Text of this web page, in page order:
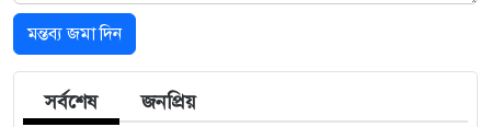
মন্তব্য জমা দিন
সর্বশেষ জনপ্রিয়